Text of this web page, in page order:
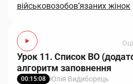
військовозобов’язаних жінок
Урок 11. Список ВО
алгоритм заповнення
00:15:08 Юлія Видиборець